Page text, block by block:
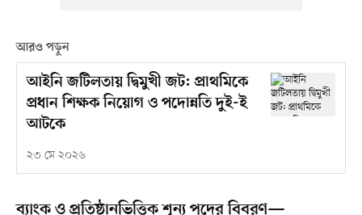
আরও পড়ুন
আইনি জটিলতায় দ্বিমুখী জট: প্রাথমিকে
প্রধান শিক্ষক নিয়োগ ও পদোন্নতি দুই-ই
আটকে
২৩ মে ২০২৬
ব্যাংক ও প্রতিষ্ঠানভিত্তিক শূন্য পদের বিবরণ—